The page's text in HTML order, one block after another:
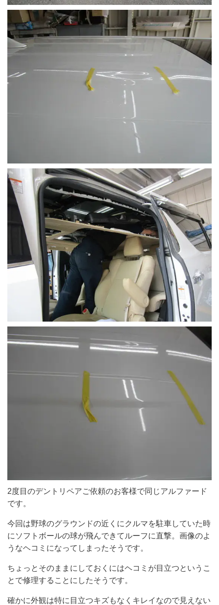
2度目のデントリペアご依頼のお客様で同じアルファード
です。
今回は野球のグラウンドの近くにクルマを駐車していた時
にソフトボールの球が飛んできてルーフに直撃。画像のよ
うなヘコミになってしまったそうです。
ちょっとそのままにしておくにはヘコミが目立つというこ
とで修理することにしたそうです。
確かに外観は特に目立つキズもなくキレイなので見えない